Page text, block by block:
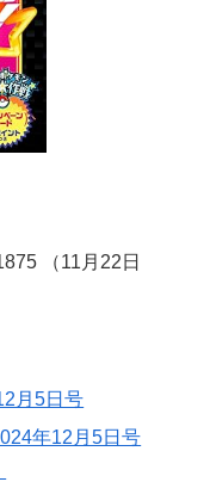
（11月22日
月5日号
年12月5日号